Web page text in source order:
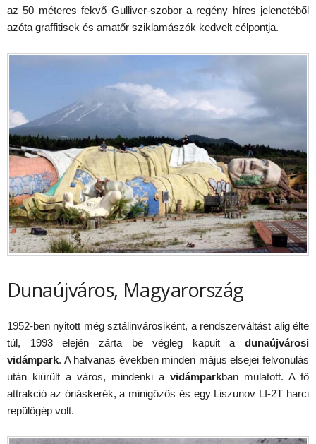
az 50 méteres fekvő Gulliver-szobor a regény híres jelenetéből
azóta graffitisek és amatőr sziklamászók kedvelt célpontja.
Dunaújváros, Magyarország
1952-ben nyitott még sztálinvárosiként, a rendszerváltást alig élte
túl, 1993 elején zárta be végleg kapuit a dunaújvárosi
vidámpark. A hatvanas években minden május elsejei felvonulás
után kiürült a város, mindenki a vidámparkban mulatott. A fő
attrakció az óriáskerék, a minigőzös és egy Liszunov LI-2T harci
repülőgép volt.